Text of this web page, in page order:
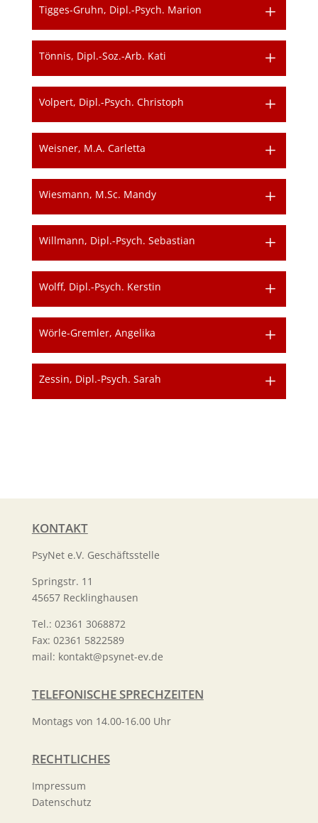
Tigges-Gruhn, Dipl.-Psych. Marion
Tönnis, Dipl.-Soz.-Arb. Kati
Volpert, Dipl.-Psych. Christoph
Weisner, M.A. Carletta
Wiesmann, M.Sc. Mandy
Willmann, Dipl.-Psych. Sebastian
Wolff, Dipl.-Psych. Kerstin
Wörle-Gremler, Angelika
Zessin, Dipl.-Psych. Sarah
KONTAKT
PsyNet e.V. Geschäftsstelle
Springstr. 11
45657 Recklinghausen
Tel.: 02361 3068872
Fax: 02361 5822589
mail: kontakt@psynet-ev.de
TELEFONISCHE SPRECHZEITEN
Montags von 14.00-16.00 Uhr
RECHTLICHES
Impressum
Datenschutz